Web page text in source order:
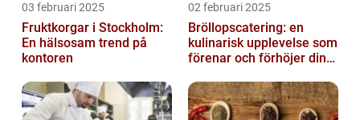
03 februari 2025
Fruktkorgar i Stockholm:
En hälsosam trend på
kontoren
02 februari 2025
Bröllopscatering: en
kulinarisk upplevelse som
förenar och förhöjer din